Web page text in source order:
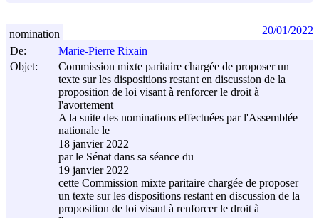
De:
Marie-Pierre Rixain
Objet:
Commission mixte paritaire chargée de proposer un
texte sur les dispositions restant en discussion de la
proposition de loi visant à renforcer le droit à
l'avortement
A la suite des nominations effectuées par l'Assemblée
nationale le
18 janvier 2022
par le Sénat dans sa séance du
19 janvier 2022
cette Commission mixte paritaire chargée de proposer
un texte sur les dispositions restant en discussion de la
proposition de loi visant à renforcer le droit à
nomination 20/01/2022